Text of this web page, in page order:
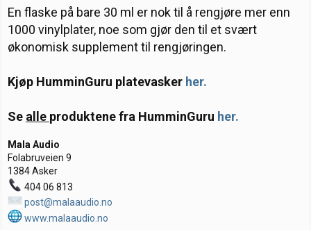
En flaske på bare 30 ml er nok til å rengjøre mer enn
1000 vinylplater, noe som gjør den til et svært
økonomisk supplement til rengjøringen.
Kjøp HumminGuru platevasker her.
Se alle produktene fra HumminGuru her.
Mala Audio
Folabruveien 9
1384 Asker
404 06 813
post@malaaudio.no
www.malaaudio.no